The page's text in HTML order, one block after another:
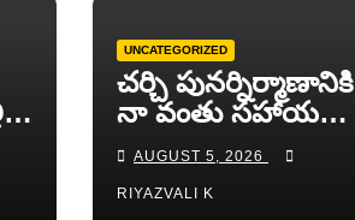
UNCATEGORIZED
చర్చి పునర్నిర్మాణానికి
నా వంతు సహాయ
సహకారాలు అందిస్తా:
చంద్రగిరి ఎమ్మెల్యే
పులివర్తి నాని.
AUGUST 5, 2026
RIYAZVALI K